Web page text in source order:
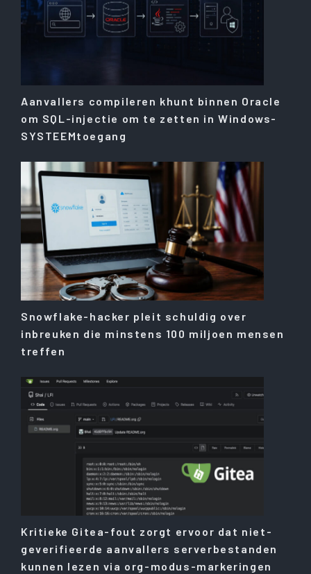
Aanvallers compileren khunt binnen Oracle
om SQL-injectie om te zetten in Windows-
SYSTEEMtoegang
Snowflake-hacker pleit schuldig over
inbreuken die minstens 100 miljoen mensen
treffen
Kritieke Gitea-fout zorgt ervoor dat niet-
geverifieerde aanvallers serverbestanden
kunnen lezen via org-modus-markeringen